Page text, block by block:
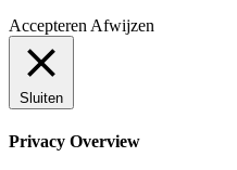
Accepteren Afwijzen
Sluiten
Privacy Overview